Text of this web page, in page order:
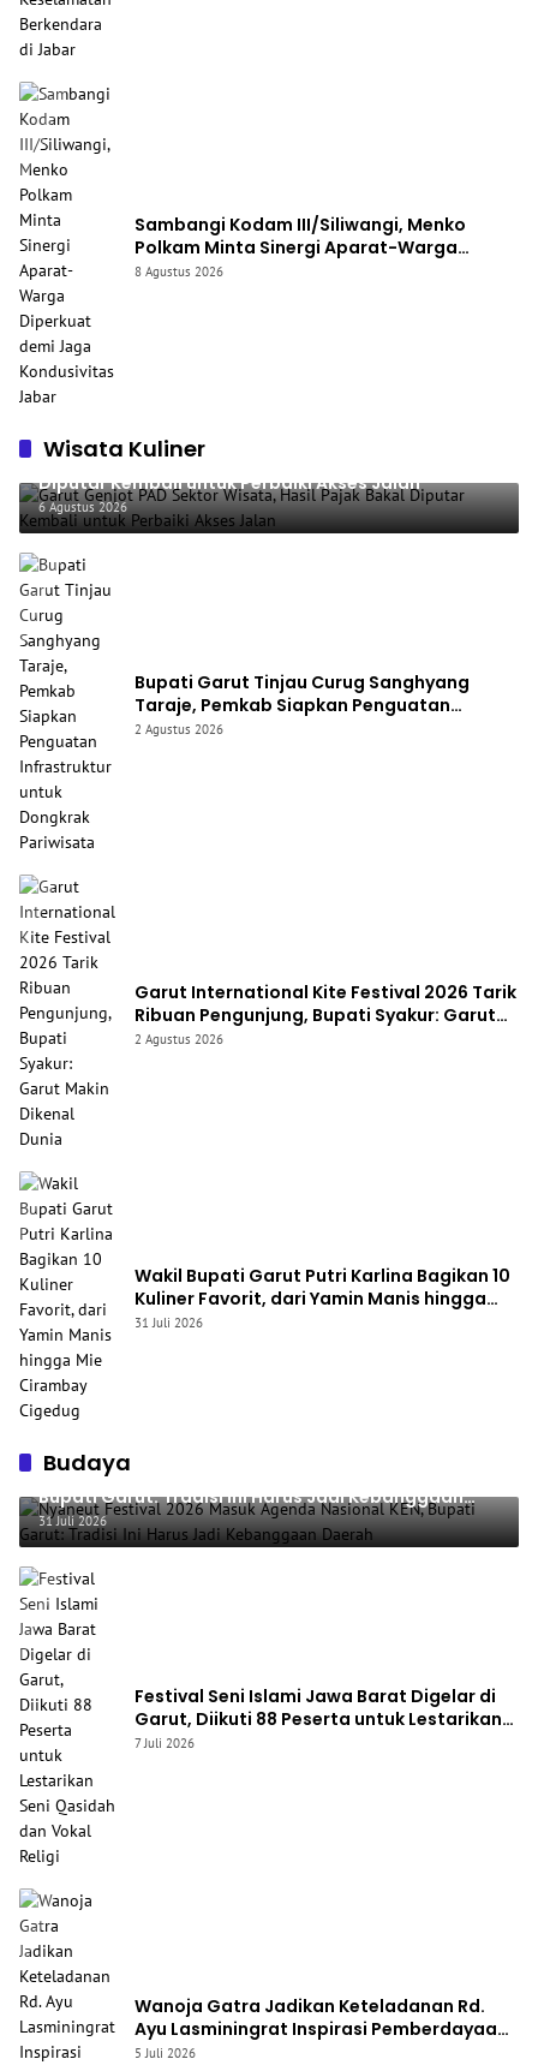
Sambangi Kodam III/Siliwangi, Menko
Polkam Minta Sinergi Aparat-Warga
Diperkuat demi Jaga Kondusivitas Jabar
8 Agustus 2026
Wisata Kuliner
Garut Genjot PAD Sektor Wisata, Hasil Pajak Bakal
Diputar Kembali untuk Perbaiki Akses Jalan
6 Agustus 2026
Bupati Garut Tinjau Curug Sanghyang
Taraje, Pemkab Siapkan Penguatan
Infrastruktur untuk Dongkrak Pariwisata
2 Agustus 2026
Garut International Kite Festival 2026 Tarik
Ribuan Pengunjung, Bupati Syakur: Garut
Makin Dikenal Dunia
2 Agustus 2026
Wakil Bupati Garut Putri Karlina Bagikan 10
Kuliner Favorit, dari Yamin Manis hingga
Mie Cirambay Cigedug
31 Juli 2026
Budaya
Nyaneut Festival 2026 Masuk Agenda Nasional KEN,
Bupati Garut: Tradisi Ini Harus Jadi Kebanggaan
Daerah
31 Juli 2026
Festival Seni Islami Jawa Barat Digelar di
Garut, Diikuti 88 Peserta untuk Lestarikan
Seni Qasidah dan Vokal Religi
7 Juli 2026
Wanoja Gatra Jadikan Keteladanan Rd.
Ayu Lasminingrat Inspirasi Pemberdayaan
Perempuan Garut Utara
5 Juli 2026